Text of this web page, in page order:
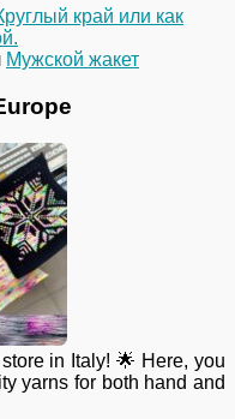
край или как
Мужской жакет
in Italy! 🌟 Here, you
yarns for both hand and